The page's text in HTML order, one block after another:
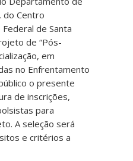
do Centro
de Santa
de “Pós-
em
no Enfrentamento
o presente
de inscrições,
para
A seleção será
e critérios a